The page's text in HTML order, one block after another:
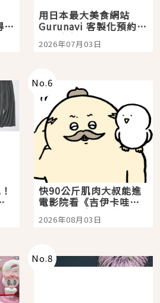
起
用日本最大美食網站
Gurunavi 客製化預約九
大都市餐廳，打造專屬
美食體驗！
2026年07月03日
No.6
快90公斤肌肉大叔能進
電影院看《吉伊卡哇》
嗎？日本重金屬樂團
「打首」會長與nagano
2026年08月03日
No.8